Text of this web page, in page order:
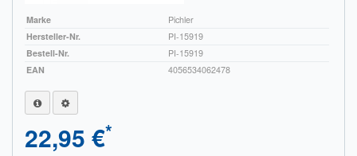
WARENKORB
Marke
Pichler
Hersteller-Nr.
PI-15919
Bestell-Nr.
PI-15919
EAN
4056534062478
22,95 €*